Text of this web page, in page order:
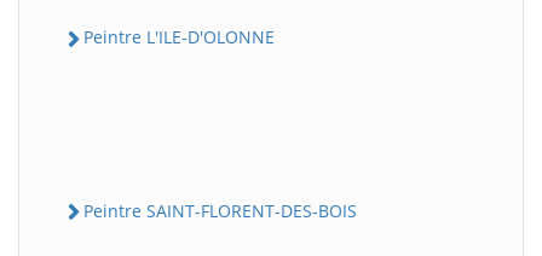
Peintre L'ILE-D'OLONNE
Peintre SAINT-FLORENT-DES-BOIS